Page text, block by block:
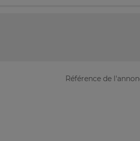
Référence de